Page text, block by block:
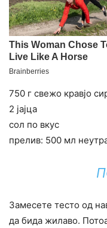
750 г свежо кравјо
2 јајца
сол по вкус
прелив: 500 мл
Замесете тесто од
да бида жилаво.